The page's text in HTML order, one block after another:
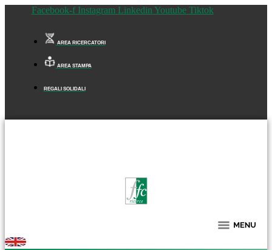
Facebook-f Instagram Linkedin Youtube Tiktok
AREA RICERCATORI
AREA STAMPA
REGALI SOLIDALI